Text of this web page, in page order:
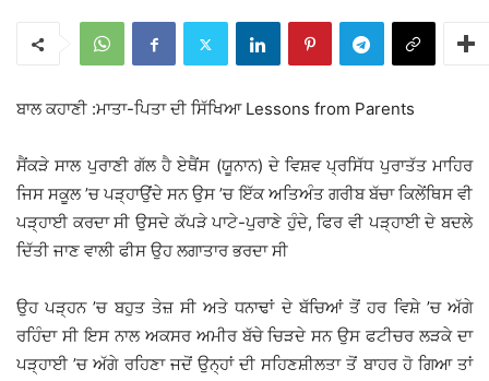
ਬਾਲ ਕਹਾਣੀ :ਮਾਤਾ-ਪਿਤਾ ਦੀ ਸਿੱਖਿਆ Lessons from Parents
ਸੈਂਕੜੇ ਸਾਲ ਪੁਰਾਣੀ ਗੱਲ ਹੈ ਏਥੈਂਸ (ਯੂਨਾਨ) ਦੇ ਵਿਸ਼ਵ ਪ੍ਰਸਿੱਧ ਪੁਰਾਤੱਤ ਮਾਹਿਰ
ਜਿਸ ਸਕੂਲ ’ਚ ਪੜ੍ਹਾਉਂਦੇ ਸਨ ਉਸ ’ਚ ਇੱਕ ਅਤਿਅੰਤ ਗਰੀਬ ਬੱਚਾ ਕਿਲੇਂਥਿਸ ਵੀ
ਪੜ੍ਹਾਈ ਕਰਦਾ ਸੀ ਉਸਦੇ ਕੱਪੜੇ ਪਾਟੇ-ਪੁਰਾਣੇ ਹੁੰਦੇ, ਫਿਰ ਵੀ ਪੜ੍ਹਾਈ ਦੇ ਬਦਲੇ
ਦਿੱਤੀ ਜਾਣ ਵਾਲੀ ਫੀਸ ਉਹ ਲਗਾਤਾਰ ਭਰਦਾ ਸੀ
ਉਹ ਪੜ੍ਹਨ ’ਚ ਬਹੁਤ ਤੇਜ਼ ਸੀ ਅਤੇ ਧਨਾਢਾਂ ਦੇ ਬੱਚਿਆਂ ਤੋਂ ਹਰ ਵਿਸ਼ੇ ’ਚ ਅੱਗੇ
ਰਹਿੰਦਾ ਸੀ ਇਸ ਨਾਲ ਅਕਸਰ ਅਮੀਰ ਬੱਚੇ ਚਿੜਦੇ ਸਨ ਉਸ ਫਟੀਚਰ ਲੜਕੇ ਦਾ
ਪੜ੍ਹਾਈ ’ਚ ਅੱਗੇ ਰਹਿਣਾ ਜਦੋਂ ਉਨ੍ਹਾਂ ਦੀ ਸਹਿਣਸ਼ੀਲਤਾ ਤੋਂ ਬਾਹਰ ਹੋ ਗਿਆ ਤਾਂ